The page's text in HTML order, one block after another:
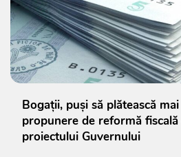
Bogații, puși să plătească
propunere de reformă
proiectului Guvernului